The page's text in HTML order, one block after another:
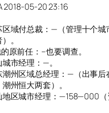
2018-05-20 23:16
区域付总裁：—（管理十个城
。
原前任：–也要调查。
市经理：—。
潮州区域总经理：—（出事后
州恒大两套）。
地区城市经理：—158—000（